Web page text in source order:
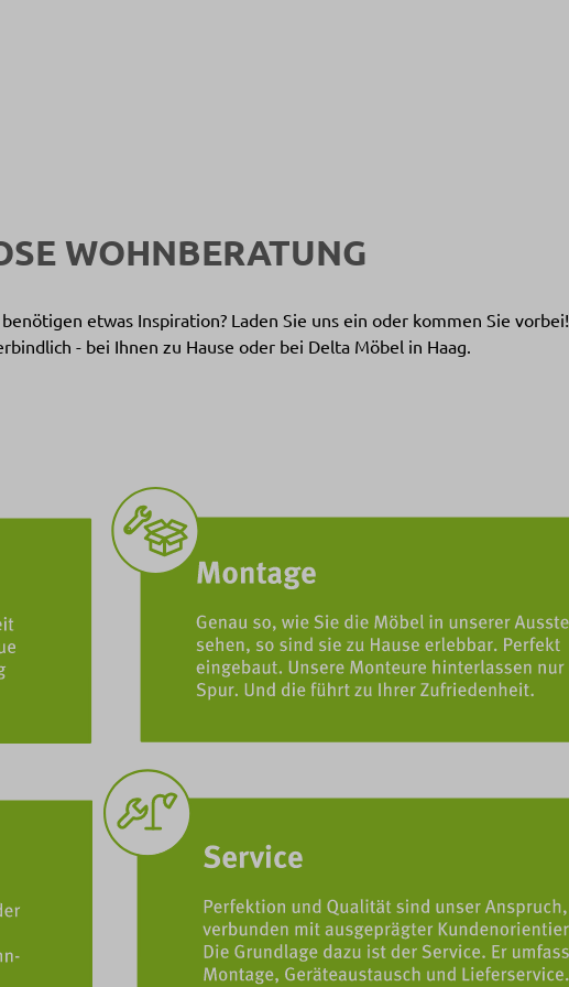
WOHNBERATUNG
etwas Inspiration? Laden Sie uns ein oder kommen Sie vorbei!
- bei Ihnen zu Hause oder bei Delta Möbel in Haag.